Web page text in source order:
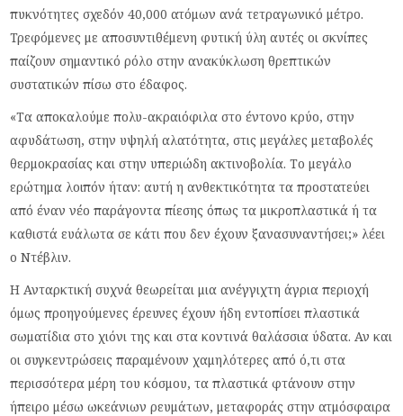
πυκνότητες σχεδόν 40,000 ατόμων ανά τετραγωνικό μέτρο.
Τρεφόμενες με αποσυντιθέμενη φυτική ύλη αυτές οι σκνίπες
παίζουν σημαντικό ρόλο στην ανακύκλωση θρεπτικών
συστατικών πίσω στο έδαφος.
«Τα αποκαλούμε πολυ-ακραιόφιλα στο έντονο κρύο, στην
αφυδάτωση, στην υψηλή αλατότητα, στις μεγάλες μεταβολές
θερμοκρασίας και στην υπεριώδη ακτινοβολία. Το μεγάλο
ερώτημα λοιπόν ήταν: αυτή η ανθεκτικότητα τα προστατεύει
από έναν νέο παράγοντα πίεσης όπως τα μικροπλαστικά ή τα
καθιστά ευάλωτα σε κάτι που δεν έχουν ξανασυναντήσει;» λέει
ο Ντέβλιν.
Η Ανταρκτική συχνά θεωρείται μια ανέγγιχτη άγρια περιοχή
όμως προηγούμενες έρευνες έχουν ήδη εντοπίσει πλαστικά
σωματίδια στο χιόνι της και στα κοντινά θαλάσσια ύδατα. Αν και
οι συγκεντρώσεις παραμένουν χαμηλότερες από ό,τι στα
περισσότερα μέρη του κόσμου, τα πλαστικά φτάνουν στην
ήπειρο μέσω ωκεάνιων ρευμάτων, μεταφοράς στην ατμόσφαιρα